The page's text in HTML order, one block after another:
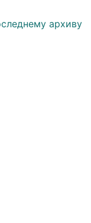
архиву